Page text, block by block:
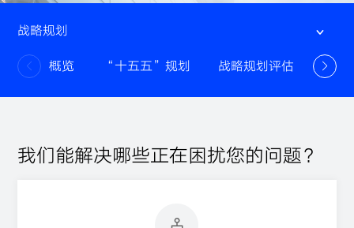
概览 “十五五”规划 战略规划评估 战略
我们能解决哪些正在困扰您的问题？